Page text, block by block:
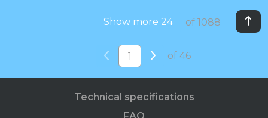
Show more 24 of 1088
of 46
Technical specifications
FAQ